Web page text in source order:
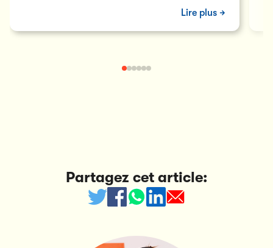
Lire plus
Partagez cet article: